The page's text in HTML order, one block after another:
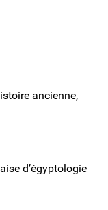
ancienne,
d’égyptologie